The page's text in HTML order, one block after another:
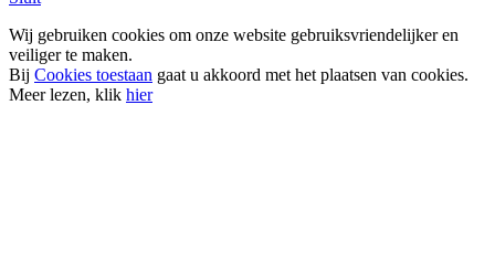
Wij gebruiken cookies om onze website gebruiksvriendelijker en
veiliger te maken.
Bij Cookies toestaan gaat u akkoord met het plaatsen van cookies.
Meer lezen, klik hier